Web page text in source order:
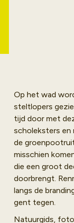
en fotograferen
tijdens dit
weekend.
Op het wad
steltlopers
tijd door met
scholeksters en
de
misschien
die een groot
doorbrengt.
langs de
gent tegen.
Natuurgids,